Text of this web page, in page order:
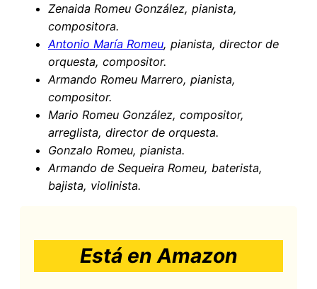
Zenaida Romeu González, pianista,
compositora.
Antonio María Romeu, pianista, director de
orquesta, compositor.
Armando Romeu Marrero, pianista,
compositor.
Mario Romeu González, compositor,
arreglista, director de orquesta.
Gonzalo Romeu, pianista.
Armando de Sequeira Romeu, baterista,
bajista, violinista.
Está en Amazon